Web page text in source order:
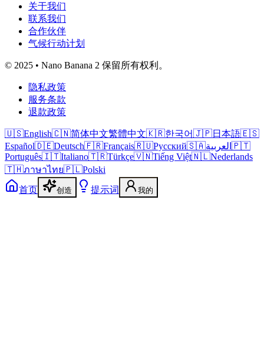
关于我们
联系我们
合作伙伴
气候行动计划
© 2025 • Nano Banana 2 保留所有权利。
隐私政策
服务条款
退款政策
🇺🇸English🇨🇳简体中文繁體中文🇰🇷한국어🇯🇵日本語🇪🇸
Español🇩🇪Deutsch🇫🇷Français🇷🇺Русский🇸🇦العربية 🇵🇹
Português🇮🇹Italiano🇹🇷Türkçe🇻🇳Tiếng Việt🇳🇱Nederlands
🇹🇭ภาษาไทย🇵🇱Polski
首页
创造 提示词 我的